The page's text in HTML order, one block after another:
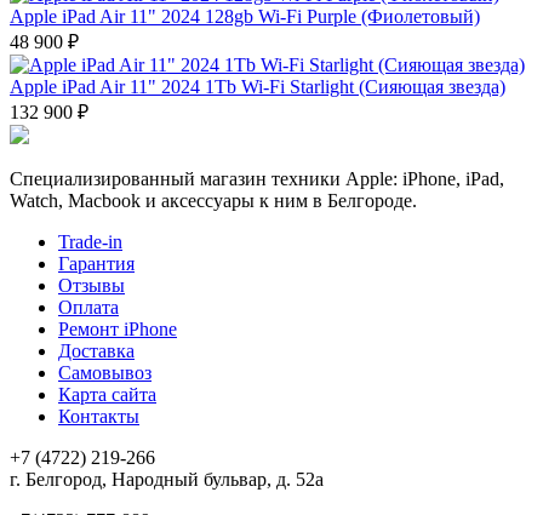
Apple iPad Air 11" 2024 128gb Wi-Fi Purple (Фиолетовый)
48 900 ₽
Apple iPad Air 11" 2024 1Tb Wi-Fi Starlight (Сияющая звезда)
132 900 ₽
Специализированный магазин техники Apple: iPhone, iPad,
Watch, Macbook и аксессуары к ним в Белгороде.
Trade-in
Гарантия
Отзывы
Оплата
Ремонт iPhone
Доставка
Самовывоз
Карта сайта
Контакты
+7 (4722) 219-266
г. Белгород, Народный бульвар, д. 52а